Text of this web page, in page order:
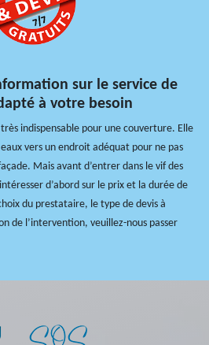
sur le service de
à votre besoin
indispensable pour une couverture. Elle
vers un endroit adéquat pour ne pas
Mais avant d’entrer dans le vif des
d’abord sur le prix et la durée de
du prestataire, le type de devis à
de l’intervention, veuillez-nous passer